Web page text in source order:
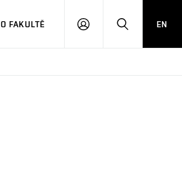
O FAKULTĚ
PŘIHLÁSITHLEDAT
EN